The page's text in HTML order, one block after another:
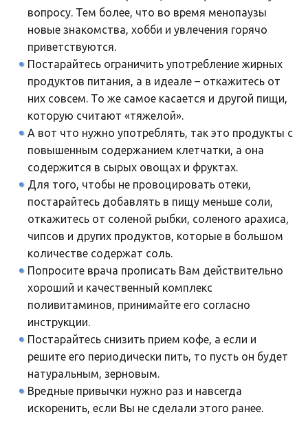
вопросу. Тем более, что во время менопаузы
новые знакомства, хобби и увлечения горячо
приветствуются.
Постарайтесь ограничить употребление жирных
продуктов питания, а в идеале – откажитесь от
них совсем. То же самое касается и другой пищи,
которую считают «тяжелой».
А вот что нужно употреблять, так это продукты с
повышенным содержанием клетчатки, а она
содержится в сырых овощах и фруктах.
Для того, чтобы не провоцировать отеки,
постарайтесь добавлять в пищу меньше соли,
откажитесь от соленой рыбки, соленого арахиса,
чипсов и других продуктов, которые в большом
количестве содержат соль.
Попросите врача прописать Вам действительно
хороший и качественный комплекс
поливитаминов, принимайте его согласно
инструкции.
Постарайтесь снизить прием кофе, а если и
решите его периодически пить, то пусть он будет
натуральным, зерновым.
Вредные привычки нужно раз и навсегда
искоренить, если Вы не сделали этого ранее.